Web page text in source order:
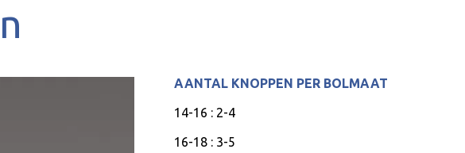
AANTAL KNOPPEN PER BOLMAAT
14-16 : 2-4
16-18 : 3-5